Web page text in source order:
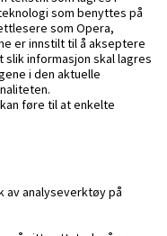
som benyttes på
som Opera,
er innstilt til å akseptere
slik informasjon skal lagres
i den aktuelle
føre til at enkelte
av analyseverktøy på